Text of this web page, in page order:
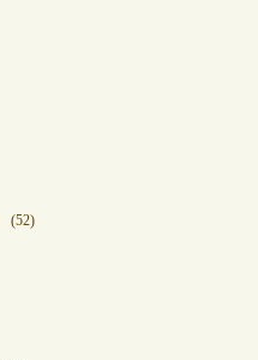
(52)